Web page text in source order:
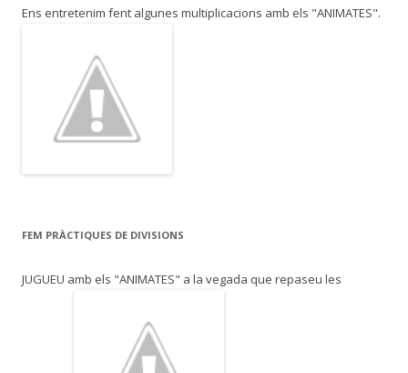
Ens entretenim fent algunes multiplicacions amb els "ANIMATES".
FEM PRÀCTIQUES DE DIVISIONS
JUGUEU amb els "ANIMATES" a la vegada que repaseu les